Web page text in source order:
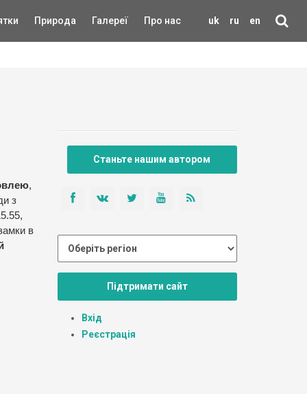
uk ru en
Природа Галереї Про нас
,
з
в
Станьте нашим автором
Підтримати сайт
Вхід
Реєстрація